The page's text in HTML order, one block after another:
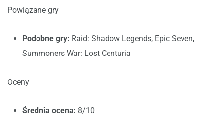
Powiązane gry
Podobne gry: Raid: Shadow Legends, Epic Seven,
Summoners War: Lost Centuria
Oceny
Średnia ocena: 8/10